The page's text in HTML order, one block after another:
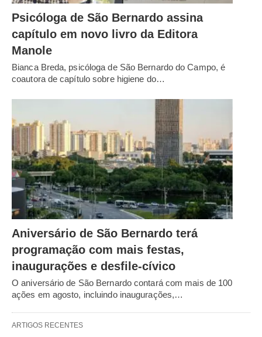
Psicóloga de São Bernardo assina
capítulo em novo livro da Editora
Manole
Bianca Breda, psicóloga de São Bernardo do Campo, é
coautora de capítulo sobre higiene do…
Aniversário de São Bernardo terá
programação com mais festas,
inaugurações e desfile-cívico
O aniversário de São Bernardo contará com mais de 100
ações em agosto, incluindo inaugurações,…
ARTIGOS RECENTES